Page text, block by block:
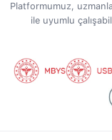
Platformumuz,
ile uyumlu